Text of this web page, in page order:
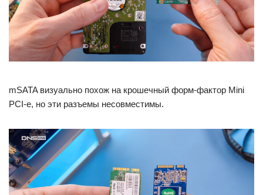
mSATA визуально похож на крошечный форм-фактор Mini
PCI-e, но эти разъемы несовместимы.